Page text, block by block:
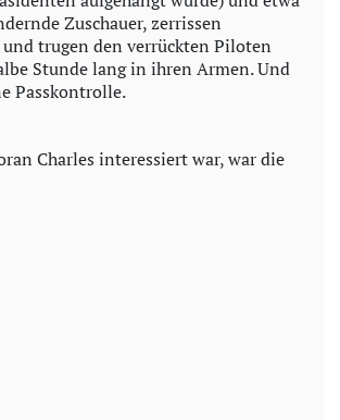
Zuschauer, zerrissen
trugen den verrückten Piloten
Stunde lang in ihren Armen. Und
Passkontrolle.
Charles interessiert war, war die